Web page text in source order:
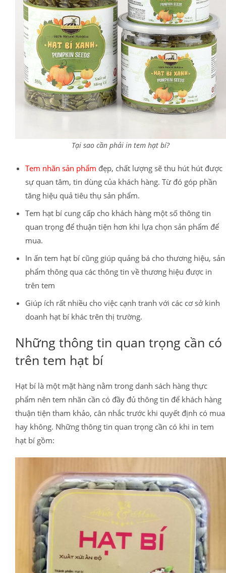
Tại sao cần phải in tem hạt bí?
Tem nhãn sản phẩm đẹp, chất lượng sẽ thu hút hút được
sự quan tâm, tin dùng của khách hàng. Từ đó góp phần
tăng hiệu quả tiêu thụ sản phẩm.
Tem hạt bí cung cấp cho khách hàng một số thông tin
quan trọng để thuận tiện hơn khi lựa chọn sản phẩm để
mua.
In ấn tem hạt bí cũng giúp quảng bá cho thương hiệu, sản
phẩm thông qua các thông tin về thương hiệu được in
trên tem
Giúp ích rất nhiều cho việc cạnh tranh với các cơ sở kinh
doanh hạt bí khác trên thị trường.
Những thông tin quan trọng cần có
trên tem hạt bí
Hạt bí là một mặt hàng nằm trong danh sách hàng thực
phẩm nên tem nhãn cần có đầy đủ thông tin để khách hàng
thuận tiện tham khảo, cân nhắc trước khi quyết định có mua
hay không. Những thông tin quan trọng cần có khi in tem
hạt bí gồm: